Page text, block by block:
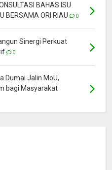
BAHAS ISU
BERSAMA ORI RIAU
0
Sinergi Perkuat
0
Dumai Jalin MoU,
bagi Masyarakat